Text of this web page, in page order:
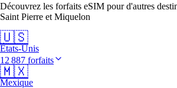
Découvrez les forfaits eSIM pour d'autres
Saint Pierre et Miquelon
🇺🇸
États-Unis
12 887 forfaits
🇲🇽
Mexique